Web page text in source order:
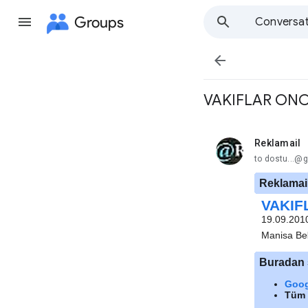
Groups

VAKIFLAR
Reklamail
unread,
to
Manisa
Buradan
Tüm